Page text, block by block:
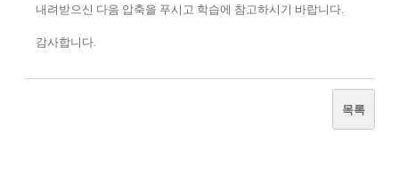
내려받으신 다음 압축을 푸시고 학습에 참고하시기 바랍니다.
감사합니다.
목록